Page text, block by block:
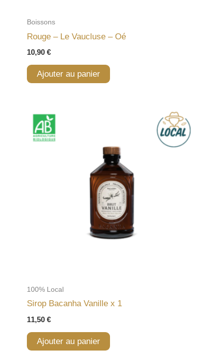
Boissons
Rouge – Le Vaucluse – Oé
10,90 €
Ajouter au panier
100% Local
Sirop Bacanha Vanille x 1
11,50 €
Ajouter au panier